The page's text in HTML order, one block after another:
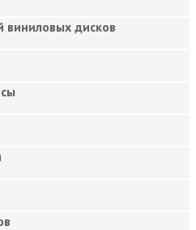
виниловых дисков